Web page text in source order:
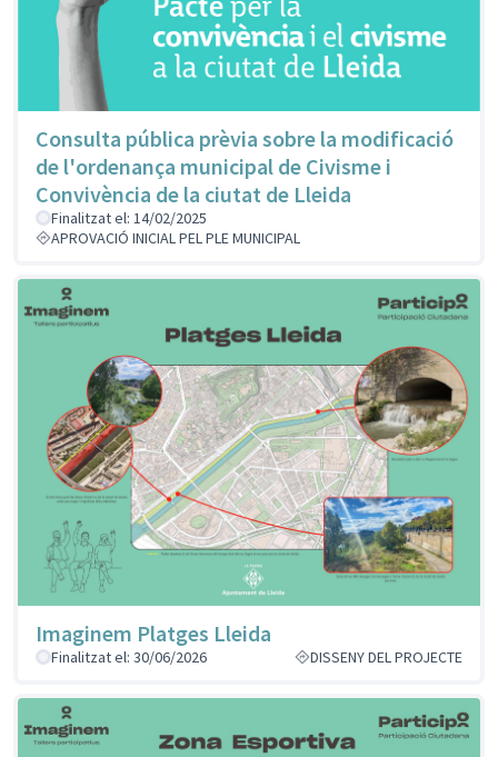
Consulta pública prèvia sobre la modificació
de l'ordenança municipal de Civisme i
Convivència de la ciutat de Lleida
Finalitzat el: 14/02/2025
APROVACIÓ INICIAL PEL PLE MUNICIPAL
Imaginem Platges Lleida
Finalitzat el: 30/06/2026 DISSENY DEL PROJECTE